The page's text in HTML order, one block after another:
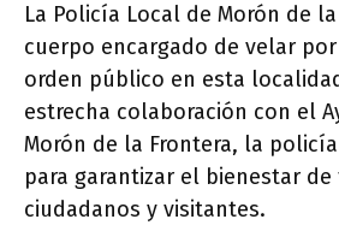
La Policía Local de Morón de
cuerpo encargado de velar
orden público en esta
estrecha colaboración con el
Morón de la Frontera, la
para garantizar el bienestar
ciudadanos y visitantes.